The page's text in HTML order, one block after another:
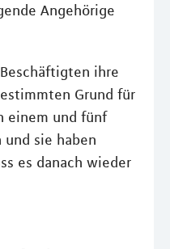
Angehörige
ihre
Grund für
einem und fünf
und sie haben
es danach wieder